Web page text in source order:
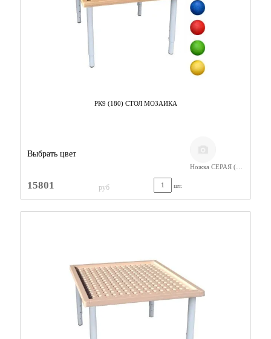
РК9 (180) СТОЛ МОЗАИКА
Выбрать цвет
15801 руб шт.